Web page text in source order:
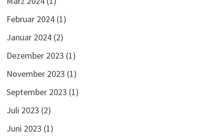
Februar 2024(1)
Januar 2024(2)
Dezember 2023 (1)
November 2023 (1)
September 2023 (1)
Juli 2023 (2)
Juni 2023 (1)